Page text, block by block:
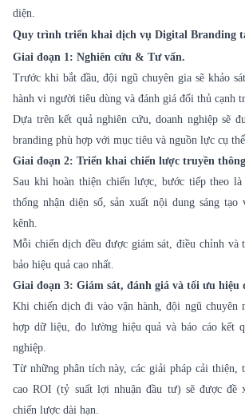
diện.
Quy trình triển khai dịch vụ Digital Branding
Giai đoạn 1: Nghiên cứu & Tư vấn.
Trước khi bắt đầu, đội ngũ chuyên gia sẽ khảo
hành vi người tiêu dùng và đánh giá đối thủ cạnh
Dựa trên kết quả nghiên cứu, doanh nghiệp sẽ
branding phù hợp với mục tiêu và nguồn lực cụ
Giai đoạn 2: Triển khai chiến lược truyền
Sau khi hoàn thiện chiến lược, bước tiếp theo
thống nhận diện số, sản xuất nội dung sáng tạo
kênh.
Mỗi chiến dịch đều được giám sát, điều chỉnh và
bảo hiệu quả cao nhất.
Giai đoạn 3: Giám sát, đánh giá và tối ưu hiệu
Khi chiến dịch đi vào vận hành, đội ngũ chuyên
hợp dữ liệu, đo lường hiệu quả và báo cáo kết
nghiệp.
Từ những phân tích này, các giải pháp cải thiện,
cao ROI (tỷ suất lợi nhuận đầu tư) sẽ được đề
chiến lược dài hạn.